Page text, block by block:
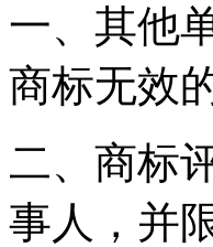
一、其他
商标无效
二、商标
事人，并